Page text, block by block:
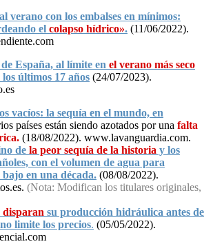
verano con los embalses en mínimos:
el colapso hídrico». (11/06/2022).
España, al límite en el verano más seco
últimos 17 años (24/07/2023).
vacíos: la sequía en el mundo, en
países están siendo azotados por una falta
(18/08/2022). www.lavanguardia.com.
de la peor sequía de la historia y los
con el volumen de agua para
bajo en una década. (08/08/2022).
(Nota: Modifican los titulares originales,
disparan su producción hidráulica antes de
limite los precios. (05/05/2022).